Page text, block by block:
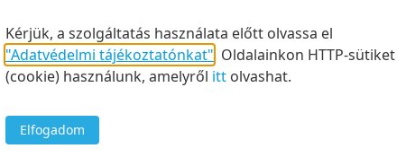
23
Kérjük, a szolgáltatás használata előtt olvassa el
"Adatvédelmi tájékoztatónkat" Oldalainkon HTTP-sütiket
(cookie) használunk, amelyről itt olvashat.
Elfogadom